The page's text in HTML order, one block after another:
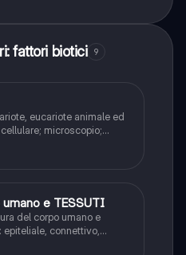
fattori biotici 9
eucariote animale ed
microscopio;
endosimbiotica;
e TESSUTI
del corpo umano e
connettivo,